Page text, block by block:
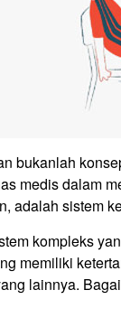
bukanlah
medis dalam
adalah sistem
kompleks
memiliki
lainnya.